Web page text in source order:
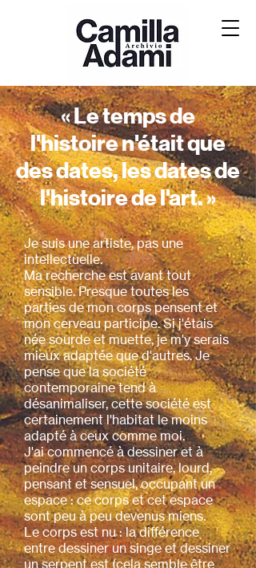
« Le temps de
l'histoire n'était que
des dates, les dates de
l'histoire de l'art. »
Je suis une artiste, pas une
intellectuelle.
Ma recherche est avant tout
sensible. Presque toutes les
parties de mon corps pensent et
mon cerveau participe. Si j'étais
née sourde et muette, je m'y serais
mieux adaptée que d'autres. Je
pense que la société
contemporaine tend à
désanimaliser, cette société est
certainement l'habitat le moins
adapté à ceux comme moi.
J'ai commencé à dessiner et à
peindre un corps unitaire, lourd,
pensant et sensuel, occupant un
espace : ce corps et cet espace
sont peu à peu devenus miens.
Le corps est nu : la différence
entre dessiner un singe et dessiner
un serpent est (cela semble être